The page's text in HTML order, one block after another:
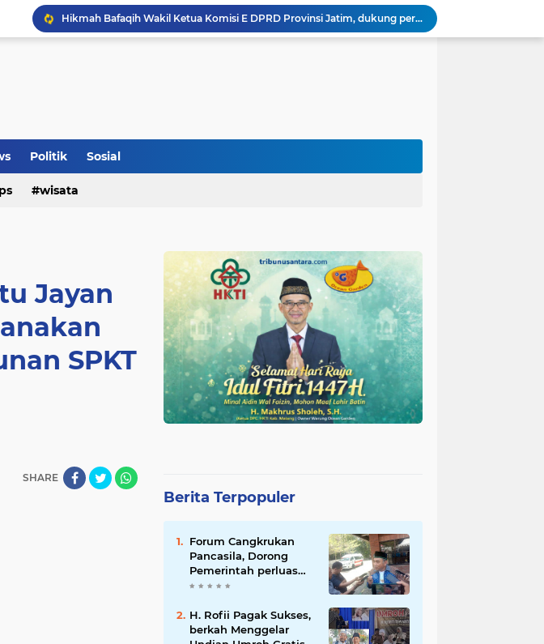
Hikmah Bafaqih Wakil Ketua Komisi E DPRD Provinsi Jatim, dukung perlindungan Anak di Ponpes melalui Penerapan (SOP) di Malang Raya.
Klinik Pengobatan Vitalitas Purwakarta H.Abdulazis Atasi Impoten
Guru TK se-Randuagung Ikuti Sosialisasi dan Bimbingan Perpustakaan dalam Program TMMD ke-129
Politik Sosial
wisata
Jayan
SPKT
SHARE
Berita Terpopuler
Forum Cangkrukan
Pancasila, Dorong
Pemerintah perluas
intensif Perpajakan
UMKM.
H. Rofii Pagak Sukses,
berkah Menggelar